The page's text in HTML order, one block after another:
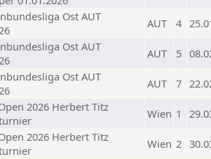
Ost AUT
AUT 4
Ost AUT
AUT 5
Ost AUT
AUT 7
2026 Herbert Titz
Wien 1
2026 Herbert Titz
Wien 2